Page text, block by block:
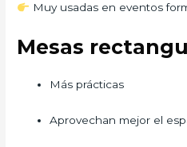
Muy usadas en eventos
Mesas
Más prácticas
Aprovechan mejor el